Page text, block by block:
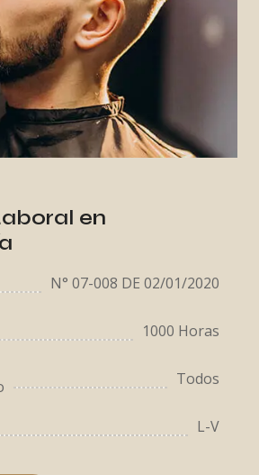
en
N° 07-008 DE 02/01/2020
1000 Horas
Todos
L-V